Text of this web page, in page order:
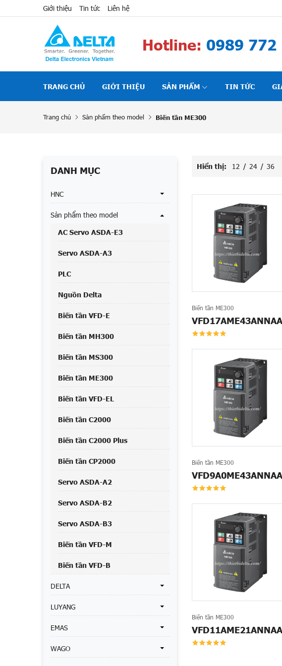
Giới thiệu Tin tức Liên hệ
Hotline: 0989 772
TRANG CHỦ GIỚI THIỆU SẢN PHẨM TIN TỨC
Trang chủ Sản phẩm theo model Biến tần ME300
DANH MỤC
HNC
Sản phẩm theo model
AC Servo ASDA-E3
Servo ASDA-A3
PLC
Nguồn Delta
Biến tần VFD-E
Biến tần MH300
Biến tần MS300
Biến tần ME300
Biến tần VFD-EL
Biến tần C2000
Biến tần C2000 Plus
Biến tần CP2000
Servo ASDA-A2
Servo ASDA-B2
Servo ASDA-B3
Biến tần VFD-M
Biến tần VFD-B
DELTA
LUYANG
EMAS
WAGO
Hiển thị: 12 / 24 / 36
Biến tần ME300
VFD17AME43ANNAA
Biến tần ME300
VFD9A0ME43ANNAA
Biến tần ME300
VFD11AME21ANNAA